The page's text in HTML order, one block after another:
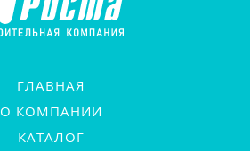
ГЛАВНАЯ
О КОМПАНИИ
КАТАЛОГ